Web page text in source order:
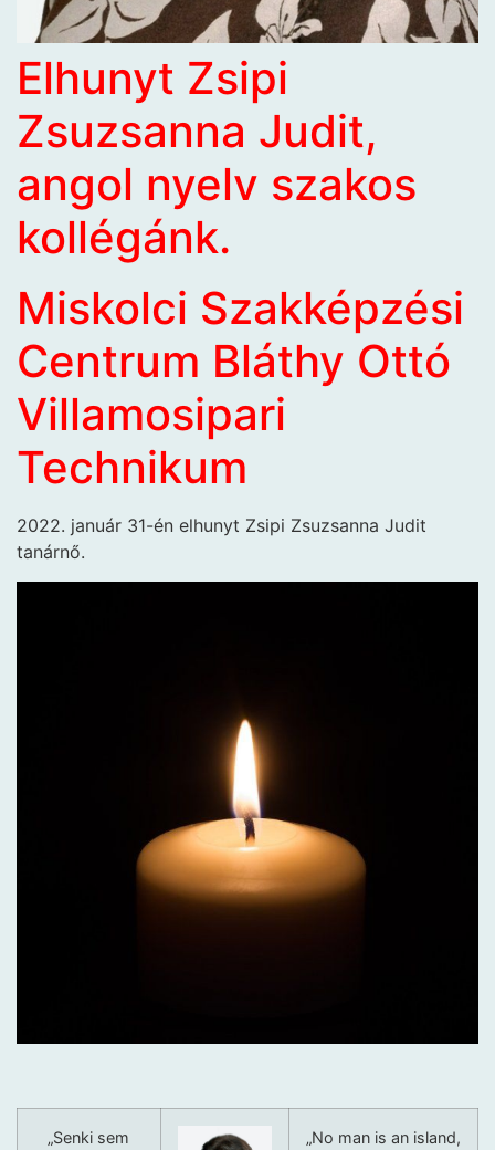
Elhunyt Zsipi
Zsuzsanna Judit,
angol nyelv szakos
kollégánk.
Miskolci Szakképzési
Centrum Bláthy Ottó
Villamosipari
Technikum
2022. január 31-én elhunyt Zsipi Zsuzsanna Judit
tanárnő.
„Senki sem
„No man is an island,